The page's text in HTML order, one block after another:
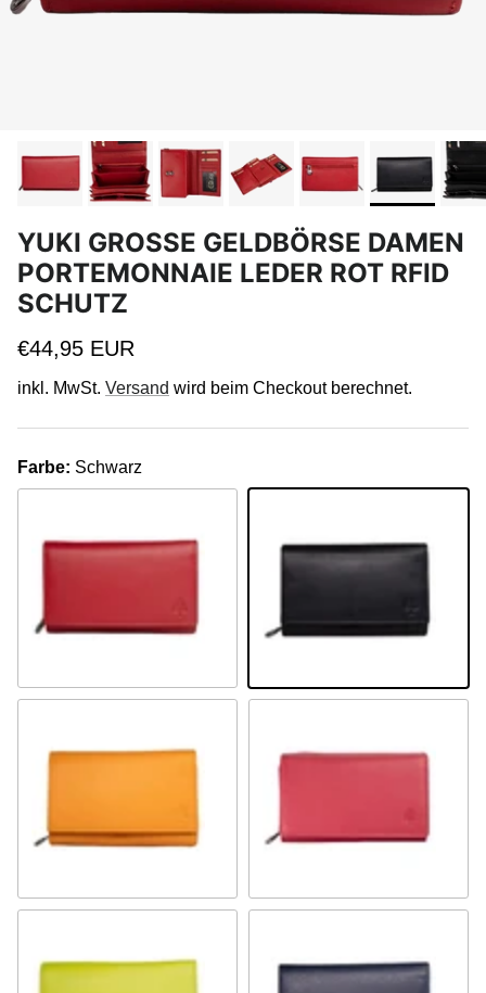
YUKI GROSSE GELDBÖRSE DAMEN P
ORTEMONNAIE LEDER ROT RFID S
CHUTZ
Normaler Preis
€44,95 EUR
inkl. MwSt. Versand wird beim Checkout berechnet.
Farbe: Schwarz